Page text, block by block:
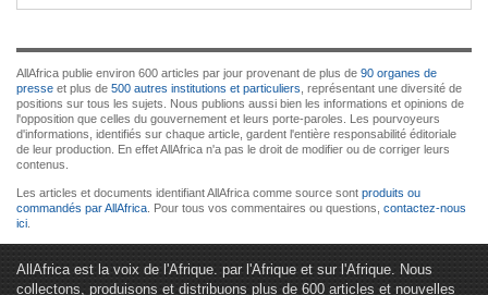
AllAfrica publie environ 600 articles par jour provenant de plus de 90 organes de
presse et plus de 500 autres institutions et particuliers , représentant une diversité de
positions sur tous les sujets. Nous publions aussi bien les informations et opinions de
l'opposition que celles du gouvernement et leurs porte-paroles. Les pourvoyeurs
d'informations, identifiés sur chaque article, gardent l'entière responsabilité éditoriale
de leur production. En effet AllAfrica n'a pas le droit de modifier ou de corriger leurs
contenus.
Les articles et documents identifiant AllAfrica comme source sont produits ou
commandés par AllAfrica . Pour tous vos commentaires ou questions, contactez-nous
ici
AllAfrica est la voix de l'Afrique. par l'Afrique et sur l'Afrique. Nous
collectons, produisons et distribuons plus de 600 articles et nouvelles